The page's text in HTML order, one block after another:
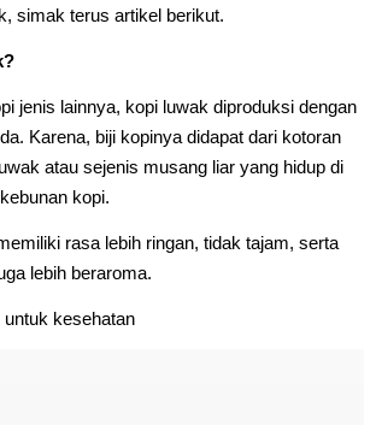
simak terus artikel berikut.
jenis lainnya, kopi luwak diproduksi dengan
Karena, biji kopinya didapat dari kotoran
atau sejenis musang liar yang hidup di
kopi.
rasa lebih ringan, tidak tajam, serta
lebih beraroma.
kesehatan